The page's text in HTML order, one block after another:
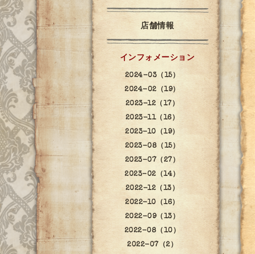
店舗情報
インフォメーション
2024-03（15）
2024-02（19）
2023-12（17）
2023-11（16）
2023-10（19）
2023-08（15）
2023-07（27）
2023-02（14）
2022-12（13）
2022-10（16）
2022-09（13）
2022-08（10）
2022-07（2）